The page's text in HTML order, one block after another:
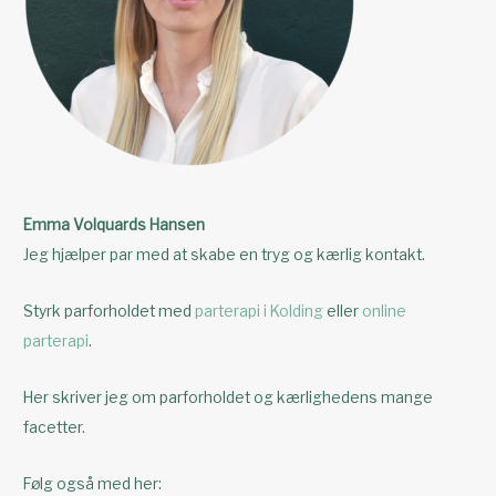
Emma Volquards Hansen
Jeg hjælper par med at skabe en tryg og kærlig kontakt.
Styrk parforholdet medparterapi i Koldingeller online
parterapi.
Her skriver jeg om parforholdet og kærlighedens mange
facetter.
Følg også med her: